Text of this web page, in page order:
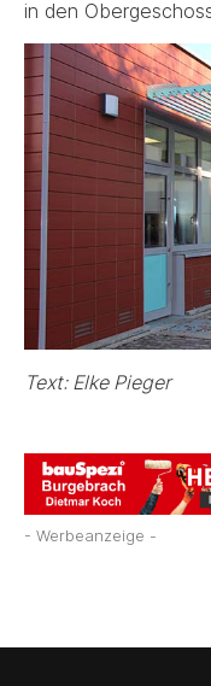
in den
Text: Elke Pieger
- Werbeanzeige -